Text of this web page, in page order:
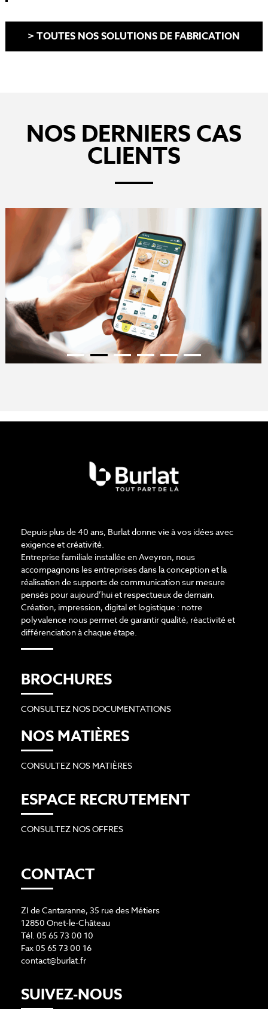
> TOUTES NOS SOLUTIONS DE FABRICATION
NOS DERNIERS CAS
CLIENTS
Depuis plus de 40 ans, Burlat donne vie à vos idées avec
exigence et créativité.
Entreprise familiale installée en Aveyron, nous
accompagnons les entreprises dans la conception et la
réalisation de supports de communication sur mesure
pensés pour aujourd’hui et respectueux de demain.
Création, impression, digital et logistique : notre
polyvalence nous permet de garantir qualité, réactivité et
différenciation à chaque étape.
BROCHURES
CONSULTEZ NOS DOCUMENTATIONS
NOS MATIÈRES
CONSULTEZ NOS MATIÈRES
ESPACE RECRUTEMENT
CONSULTEZ NOS OFFRES
CONTACT
ZI de Cantaranne, 35 rue des Métiers
12850 Onet-le-Château
Tél. 05 65 73 00 10
Fax 05 65 73 00 16
contact@burlat.fr
SUIVEZ-NOUS